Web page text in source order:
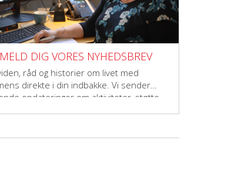
DIG VORES NYHEDSBREV
råd og historier om livet med
direkte i din indbakke. Vi sender
opdateringer om aktiviteter, støtte,